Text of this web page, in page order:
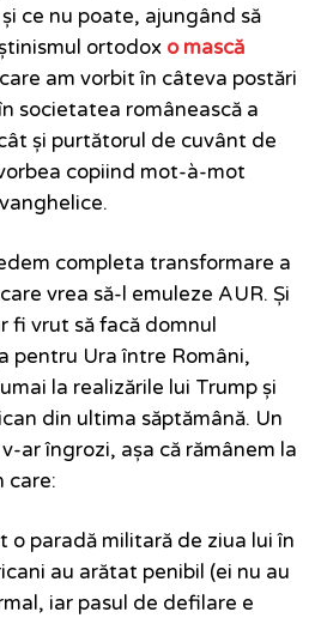
ce nu poate, ajungând să
ortodox o mască
am vorbit în câteva postări
societatea românească a
și purtătorul de cuvânt de
copiind mot-à-mot
completa transformare a
vrea să-l emuleze AUR. Și
fi vrut să facă domnul
pentru Ura între Români,
la realizările lui Trump și
din ultima săptămână. Un
ar îngrozi, așa că rămânem la
care:
o paradă militară de ziua lui în
au arătat penibil (ei nu au
iar pasul de defilare e